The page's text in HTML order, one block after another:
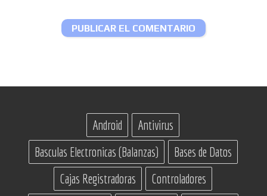
Android
Antivirus
Basculas Electronicas (Balanzas)
Bases de Datos
Cajas Registradoras
Controladores